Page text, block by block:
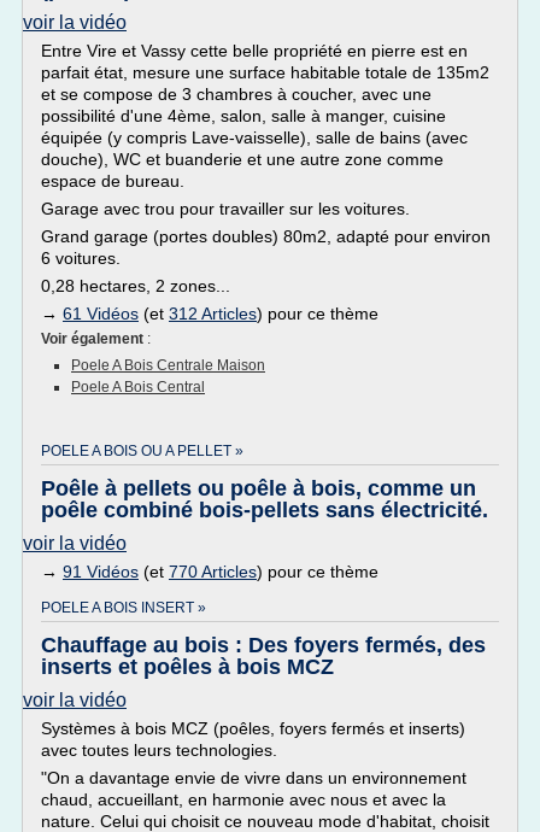
voir la vidéo
Entre Vire et Vassy cette belle propriété en pierre est en
parfait état, mesure une surface habitable totale de 135m2
et se compose de 3 chambres à coucher, avec une
possibilité d'une 4ème, salon, salle à manger, cuisine
équipée (y compris Lave-vaisselle), salle de bains (avec
douche), WC et buanderie et une autre zone comme
espace de bureau.
Garage avec trou pour travailler sur les voitures.
Grand garage (portes doubles) 80m2, adapté pour environ
6 voitures.
0,28 hectares, 2 zones...
→ 61 Vidéos (et 312 Articles) pour ce thème
Voir également :
Poele A Bois Centrale Maison
Poele A Bois Central
POELE A BOIS OU A PELLET »
Poêle à pellets ou poêle à bois, comme un
poêle combiné bois-pellets sans électricité.
voir la vidéo
→ 91 Vidéos (et 770 Articles) pour ce thème
POELE A BOIS INSERT »
Chauffage au bois : Des foyers fermés, des
inserts et poêles à bois MCZ
voir la vidéo
Systèmes à bois MCZ (poêles, foyers fermés et inserts)
avec toutes leurs technologies.
"On a davantage envie de vivre dans un environnement
chaud, accueillant, en harmonie avec nous et avec la
nature. Celui qui choisit ce nouveau mode d'habitat, choisit